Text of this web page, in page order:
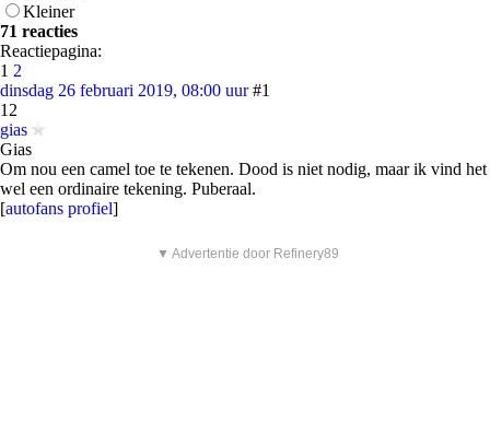
Kleiner
71 reacties
Reactiepagina:
1 2
dinsdag 26 februari 2019, 08:00 uur #1
12
gias
Gias
Om nou een camel toe te tekenen. Dood is niet nodig, maar ik vind het
wel een ordinaire tekening. Puberaal.
[autofans profiel]
▼ Advertentie door Refinery89